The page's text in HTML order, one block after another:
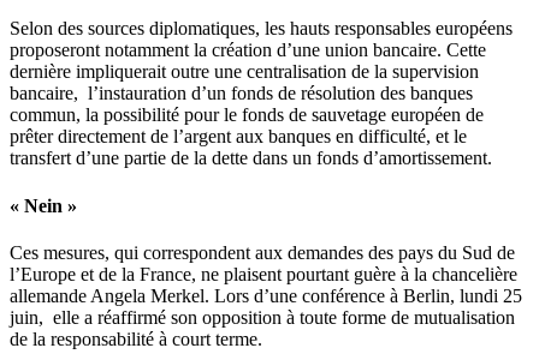
Selon des sources diplomatiques, les hauts responsables européens
proposeront notamment la création d’une union bancaire. Cette
dernière impliquerait outre une centralisation de la supervision
bancaire, l’instauration d’un fonds de résolution des banques
commun, la possibilité pour le fonds de sauvetage européen de
prêter directement de l’argent aux banques en difficulté, et le
transfert d’une partie de la dette dans un fonds d’amortissement.
« Nein »
Ces mesures, qui correspondent aux demandes des pays du Sud de
l’Europe et de la France, ne plaisent pourtant guère à la chancelière
allemande Angela Merkel. Lors d’une conférence à Berlin, lundi 25
juin, elle a réaffirmé son opposition à toute forme de mutualisation
de la responsabilité à court terme.